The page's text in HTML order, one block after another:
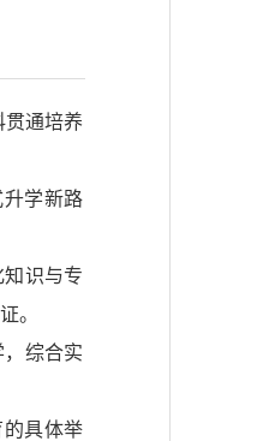
通培养
升学新路
识与专
。
综合实
具体举